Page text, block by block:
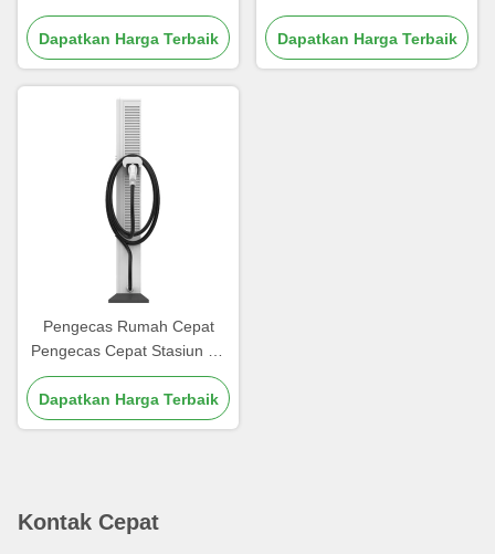
Foton Yutong CCS/GBT Port
Dapatkan Harga Terbaik
Kontrol Cerdas Dengan
Sistem Manajemen OCPP
Dapatkan Harga Terbaik
Pengecas Rumah Cepat
Pengecas Cepat Stasiun Ev
Dustproof
Dapatkan Harga Terbaik
Kontak Cepat